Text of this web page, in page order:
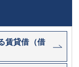
賃貸借（借